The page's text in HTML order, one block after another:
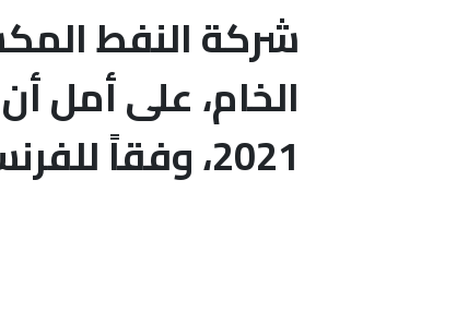
2021، وفقاً للفرنسية.